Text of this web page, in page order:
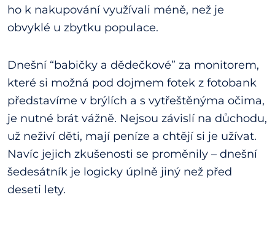
ho k nakupování využívali méně, než je
obvyklé u zbytku populace.
Dnešní “babičky a dědečkové” za monitorem,
které si možná pod dojmem fotek z fotobank
představíme v brýlích a s vytřeštěnýma očima,
je nutné brát vážně. Nejsou závislí na důchodu,
už neživí děti, mají peníze a chtějí si je užívat.
Navíc jejich zkušenosti se proměnily – dnešní
šedesátník je logicky úplně jiný než před
deseti lety.